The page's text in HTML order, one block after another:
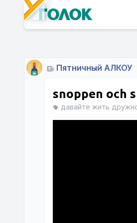
Пятничный АЛКОУ
snoppen och
давайте жить